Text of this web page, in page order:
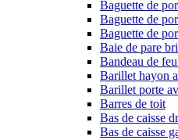
Baguette de
Baguette de
Baguette de
Baie de pare
Bandeau de
Barillet hayon
Barillet porte
Barres de toit
Bas de caisse
Bas de caisse